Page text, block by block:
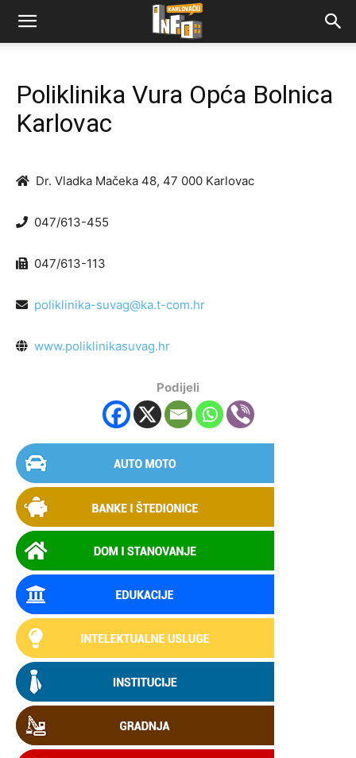
Poliklinika Vura Opća Bolnica
Karlovac
Dr. Vladka Mačeka 48, 47 000 Karlovac
047/613-455
047/613-113
poliklinika-suvag@ka.t-com.hr
www.poliklinikasuvag.hr
Podijeli